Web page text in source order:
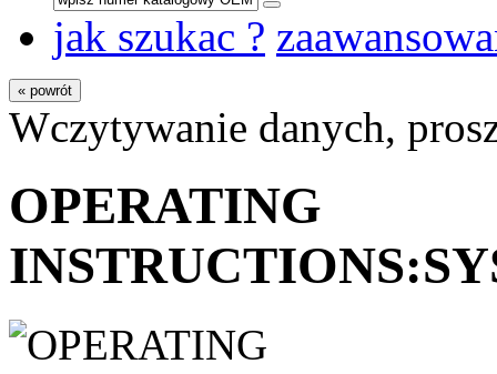
jak szukac ?
« powrót
Wczytywanie danych,
OPERATING